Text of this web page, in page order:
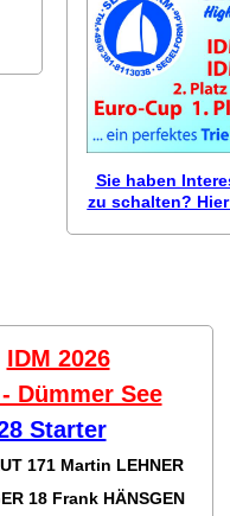
Sie haben
zu schalten?
IDM 2026
Dümmer See
Starter
171 Martin LEHNER
18 Frank HÄNSGEN